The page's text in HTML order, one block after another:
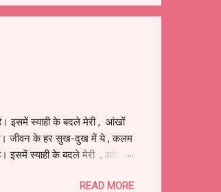
स्याही के बदले मेरी , आंखों
जीवन के हर सुख-दुख में ये , कलम
इसमें स्याही के बदले मेरी , आंखों
स्याही के बदले मेरी , आंखों वाला
READ MORE